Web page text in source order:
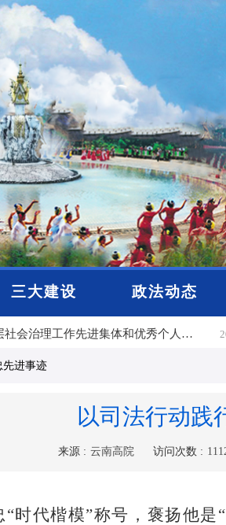
三大建设 政法动态
点赞！2024年西双版纳州基层社会治理工作先进集体和优秀个人名单公布
选公示
点赞！2024年西双版纳州基层社会治理工作先进集体和优秀个人名单公布
先进事迹
以司法行动践
来源 : 云南高院 访问次数 :
“时代楷模”称号，褒扬他是“